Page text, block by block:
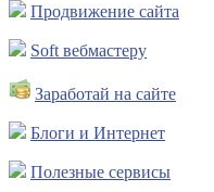
Продвижение сайта
Soft вебмастеру
Заработай на сайте
Блоги и Интернет
Полезные сервисы